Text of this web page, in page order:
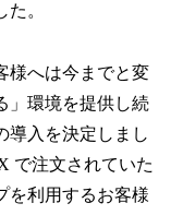
。
様へは今までと変
」環境を提供し続
導入を決定しまし
で注文されていた
を利用するお客様